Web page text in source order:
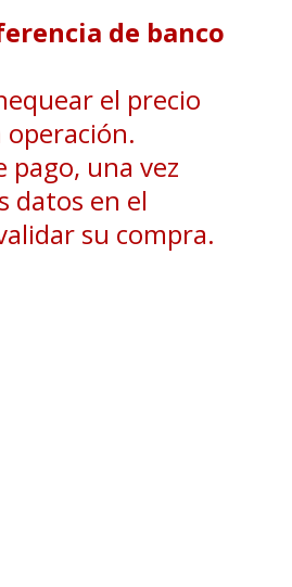
de banco
el precio
operación.
pago, una vez
datos en el
su compra.